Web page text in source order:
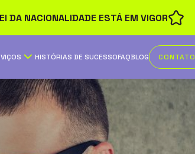
DA NACIONALIDADE ESTÁ EM VIGOR
HISTÓRIAS DE SUCESSOFAQBLOG CONTATO